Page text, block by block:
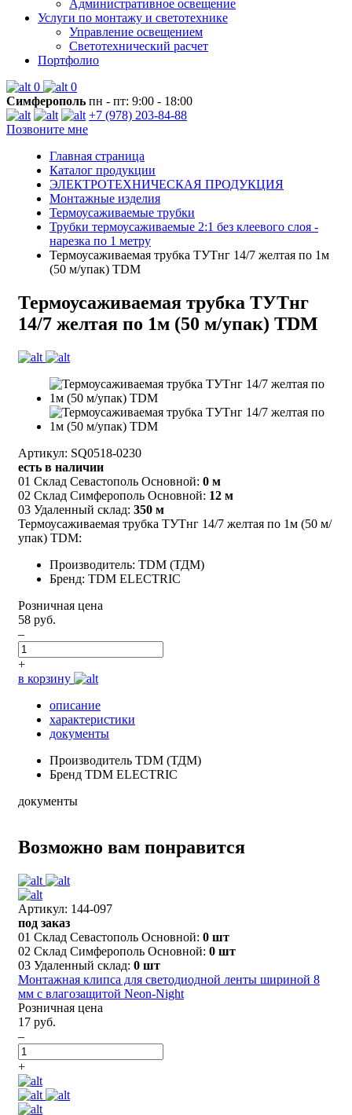
Административное освещение
Услуги по монтажу и светотехнике
Управление освещением
Светотехнический расчет
Портфолио
0
0
Симферополь пн - пт: 9:00 - 18:00
+7 (978) 203-84-88
Позвоните мне
Главная страница
Каталог продукции
ЭЛЕКТРОТЕХНИЧЕСКАЯ ПРОДУКЦИЯ
Монтажные изделия
Термоусаживаемые трубки
Трубки термоусаживаемые 2:1 без клеевого слоя -
нарезка по 1 метру
Термоусаживаемая трубка ТУТнг 14/7 желтая по 1м
(50 м/упак) TDM
Термоусаживаемая трубка ТУТнг
14/7 желтая по 1м (50 м/упак) TDM
Артикул: SQ0518-0230
есть в наличии
01 Склад Севастополь Основной: 0 м
02 Склад Симферополь Основной: 12 м
03 Удаленный склад: 350 м
Термоусаживаемая трубка ТУТнг 14/7 желтая по 1м (50 м/
упак) TDM:
Производитель: TDM (ТДМ)
Бренд: TDM ELECTRIC
Розничная цена
58 руб.
–
+
в корзину
описание
характеристики
документы
Производитель TDM (ТДМ)
Бренд TDM ELECTRIC
документы
Возможно вам понравится
Артикул: 144-097
под заказ
01 Склад Севастополь Основной: 0 шт
02 Склад Симферополь Основной: 0 шт
03 Удаленный склад: 0 шт
Монтажная клипса для светодиодной ленты шириной 8
мм с влагозащитой Neon-Night
Розничная цена
17 руб.
–
+